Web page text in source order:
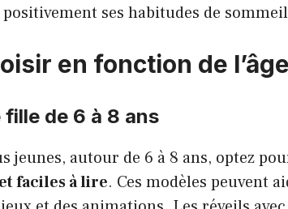
ses habitudes de
en fonction de
fille de 6 à 8 ans
jeunes, autour de 6 à 8 ans, optez
faciles à lire. Ces modèles peuvent